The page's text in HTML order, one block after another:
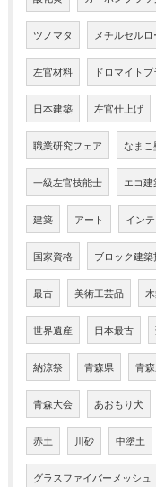
ツノマタ メチルセルロ
左官材料 ドロマイト
日本建築 左官仕上げ
職業研究フェア なまこ
一級左官技能士 エコ建
建築 アート イン
国家資格 ブロック建
最古 美術工芸品
世界遺産 日本最古
納涼祭 青森県 青
青森大会 あおもり犬
赤土 川砂 中塗土
グラスファイバーメッシュ